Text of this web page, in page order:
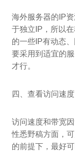
海外服务器的IP
于独立IP，所以
的一些IP有动态
要采用到适宜的
才行。
四、查看访问速
访问速度和带宽
性悉野稿方面，
的前提下，最好